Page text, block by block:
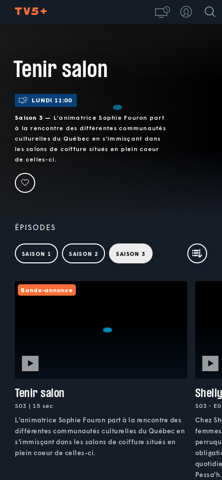
Tenir salon
LUNDI 11:00
Saison 3 — L'animatrice Sophie Fouron part
à la rencontre des différentes communautés
culturelles du Québec en s'immisçant dans
les salons de coiffure situés en plein coeur
de celles-ci.
ÉPISODES
SAISON 1 SAISON 2 SAISON 3
Bande-annonce
Tenir salon
S03 | 15 sec
L'animatrice Sophie Fouron part à la rencontre des
différentes communautés culturelles du Québec en
s'immisçant dans les salons de coiffure situés en
plein coeur de celles-ci.
S03 •
Chez
Pessa'h.